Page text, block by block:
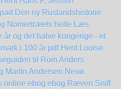
Den ny Ruslandshistorie
Nomertræets helte Læs
år og det halve kongerige - et
i 100 år pdf Hent Louise
til Rom Anders
Martin Andersen Nexø.
online ebog ebog Ræven Sniff